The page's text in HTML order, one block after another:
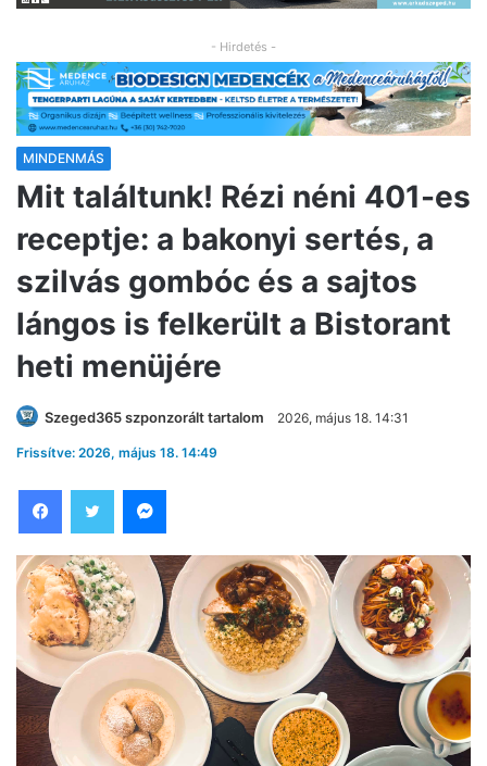
- Hirdetés -
MINDENMÁS
Mit találtunk! Rézi néni 401-es
receptje: a bakonyi sertés, a
szilvás gombóc és a sajtos
lángos is felkerült a Bistorant
heti menüjére
Szeged365 szponzorált tartalom 2026, május 18. 14:31
Frissítve: 2026, május 18. 14:49